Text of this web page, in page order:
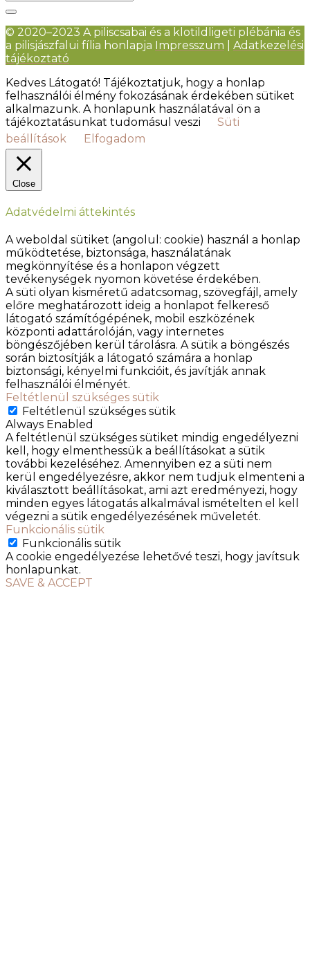
© 2020–2023 A piliscsabai és a klotildligeti plébánia és
a pilisjászfalui fília honlapja Impresszum
Adatkezelési
tájékoztató
Kedves Látogató! Tájékoztatjuk, hogy a honlap
felhasználói élmény fokozásának érdekében sütiket
alkalmazunk. A honlapunk használatával ön a
tájékoztatásunkat tudomásul veszi
Süti
beállítások
Elfogadom
Close
Adatvédelmi áttekintés
A weboldal sütiket (angolul: cookie) használ a honlap
működtetése, biztonsága, használatának
megkönnyítése és a honlapon végzett
tevékenységek nyomon követése érdekében.
A süti olyan kisméretű adatcsomag, szövegfájl, amely
előre meghatározott ideig a honlapot felkereső
látogató számítógépének, mobil eszközének
központi adattárolóján, vagy internetes
böngészőjében kerül tárolásra. A sütik a böngészés
során biztosítják a látogató számára a honlap
biztonsági, kényelmi funkcióit, és javítják annak
felhasználói élményét.
Feltétlenül szükséges sütik
Feltétlenül szükséges sütik
Always Enabled
A feltétlenül szükséges sütiket mindig engedélyezni
kell, hogy elmenthessük a beállításokat a sütik
további kezeléséhez. Amennyiben ez a süti nem
kerül engedélyezésre, akkor nem tudjuk elmenteni a
kiválasztott beállításokat, ami azt eredményezi, hogy
minden egyes látogatás alkalmával ismételten el kell
végezni a sütik engedélyezésének műveletét.
Funkcionális sütik
Funkcionális sütik
A cookie engedélyezése lehetővé teszi, hogy javítsuk
honlapunkat.
SAVE & ACCEPT